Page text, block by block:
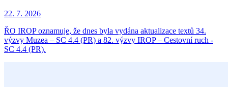
22. 7. 2026
ŘO IROP oznamuje, že dnes byla vydána aktualizace textů 34.
výzvy Muzea – SC 4.4 (PR) a 82. výzvy IROP – Cestovní ruch -
SC 4.4 (PR).